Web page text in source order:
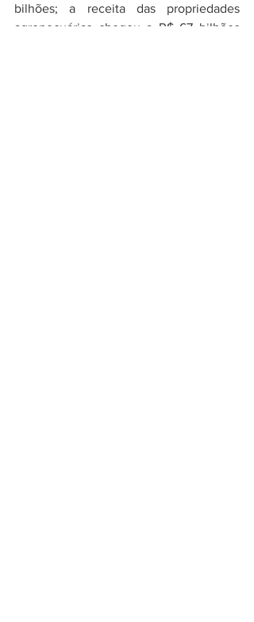
bilhões; a receita das propriedades
agropecuárias chegou a R$ 67 bilhões